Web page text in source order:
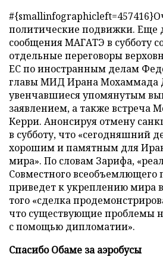
политические подвижки. Еще
сообщения МАГАТЭ в субботу
отдельные переговоры
ЕС по иностранным делам
главы МИД Ирана Мохаммада
увенчавшиеся упомянутым
заявлением, а также встреча
Керри. Анонсируя отмену
в субботу, что «сегодняшний
хорошим и памятным для
мира». По словам Зарифа,
Совместного всеобъемлющего
приведет к укреплению мира
того «сделка
что существующие проблемы
с помощью дипломатии».
Спасибо Обаме за аэробусы